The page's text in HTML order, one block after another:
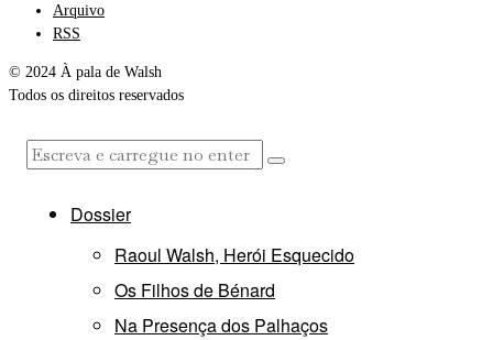
Arquivo
RSS
© 2024 À pala de Walsh
Todos os direitos reservados
Dossier
Raoul Walsh, Herói Esquecido
Os Filhos de Bénard
Na Presença dos Palhaços